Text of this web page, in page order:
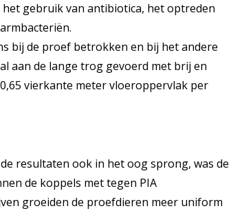
gebruik van antibiotica, het optreden
bij de proef betrokken en bij het andere
aan de lange trog gevoerd met brij en
vierkante meter vloeroppervlak per
resultaten ook in het oog sprong, was de
de koppels met tegen PIA
groeiden de proefdieren meer uniform